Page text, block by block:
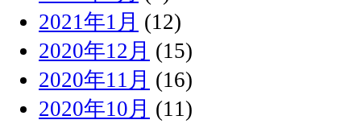
2021年1月 (12)
2020年12月 (15)
2020年11月 (16)
2020年10月 (11)